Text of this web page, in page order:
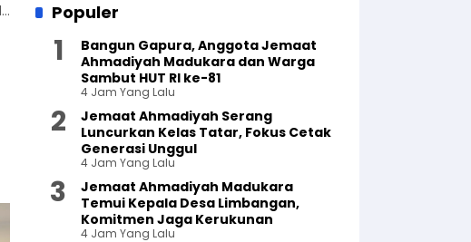
Telusuri Hubungan Agama dan Sains, Lajnah Imaillah Yogyakarta Gelar Diskusi Buku Revelation, Rationality, Knowledge and Truth Populer
Bangun Gapura, Anggota Jemaat
Ahmadiyah Madukara dan Warga
Sambut HUT RI ke-81
4 Jam Yang Lalu
Jemaat Ahmadiyah Serang
Luncurkan Kelas Tatar, Fokus Cetak
Generasi Unggul
4 Jam Yang Lalu
Jemaat Ahmadiyah Madukara
Temui Kepala Desa Limbangan,
Komitmen Jaga Kerukunan
4 Jam Yang Lalu